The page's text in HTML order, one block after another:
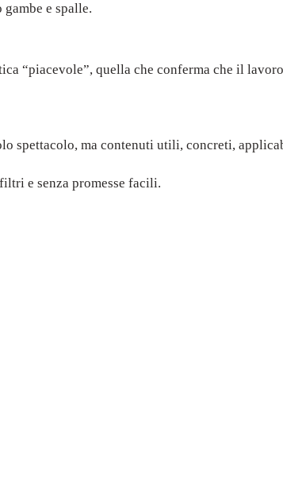
e spalle.
“piacevole”, quella che conferma che il
spettacolo, ma contenuti utili, concreti,
e senza promesse facili.